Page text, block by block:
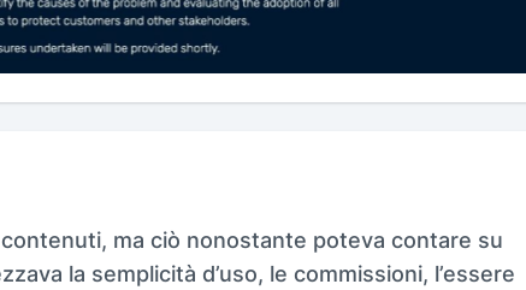
ma ciò nonostante poteva contare su
la semplicità d’uso, le commissioni, l’essere